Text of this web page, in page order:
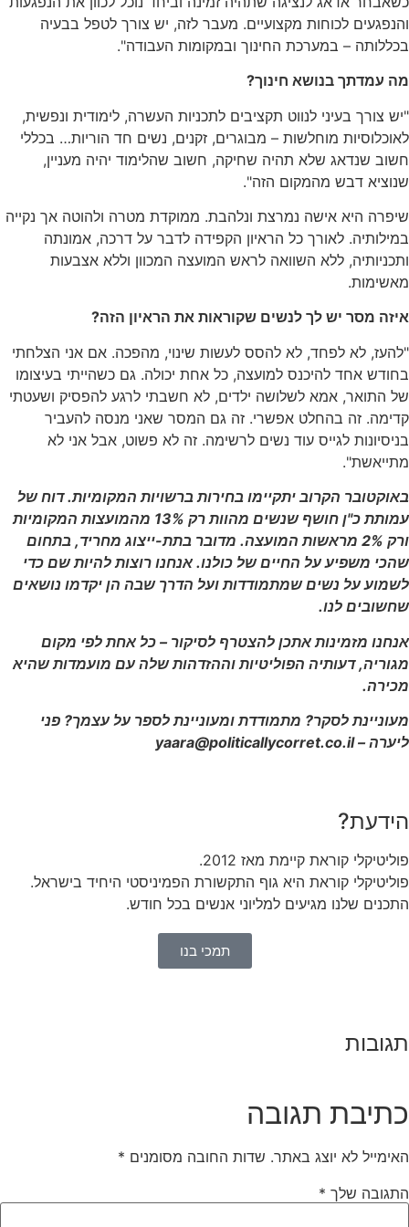
לכוחות מקצועיים. מעבר לזה, יש צורך לטפל בבעיה
– במערכת החינוך ובמקומות העבודה".
עמדתך בנושא חינוך?
צורך בעיני לנווט תקציבים לתכניות העשרה, לימודית ונפשית,
מוחלשות – מבוגרים, זקנים, נשים חד הוריות… בכללי
שנדאג שלא תהיה שחיקה, חשוב שהלימוד יהיה מעניין,
דבש מהמקום הזה".
היא אישה נמרצת ונלהבת. ממוקדת מטרה ולהוטה אך נקייה
לאורך כל הראיון הקפידה לדבר על דרכה, אמונתה
ללא השוואה לראש המועצה המכוון וללא אצבעות
מסר יש לך לנשים שקוראות את הראיון הזה?
לא לפחד, לא להסס לעשות שינוי, מהפכה. אם אני הצלחתי
אחד להיכנס למועצה, כל אחת יכולה. גם כשהייתי בעיצומו
התואר, אמא לשלושה ילדים, לא חשבתי לרגע להפסיק ושעטתי
זה בהחלט אפשרי. זה גם המסר שאני מנסה להעביר
לגייס עוד נשים לרשימה. זה לא פשוט, אבל אני לא
הקרוב יתקיימו בחירות ברשויות המקומיות. דוח של
עמותת כ"ן חושף שנשים מהוות רק 13% מהמועצות המקומיות
ורק 2% מראשות המועצה. מדובר בתת-ייצוג מחריד, בתחום
משפיע על החיים של כולנו. אנחנו רוצות להיות שם כדי
על נשים שמתמודדות ועל הדרך שבה הן יקדמו נושאים
לנו.
מזמינות אתכן להצטרף לסיקור – כל אחת לפי מקום
דעותיה הפוליטיות וההזדהות שלה עם מועמדות שהיא
לסקר? מתמודדת ומעוניינת לספר על עצמך? פני
–
yaara@politicallycorret.co.il
קוראת קיימת מאז 2012.
קוראת היא גוף התקשורת הפמיניסטי היחיד בישראל.
שלנו מגיעים למליוני אנשים בכל חודש.
תמכי בנו
תגובה
לא יוצג באתר. שדות החובה מסומנים*
שלך*